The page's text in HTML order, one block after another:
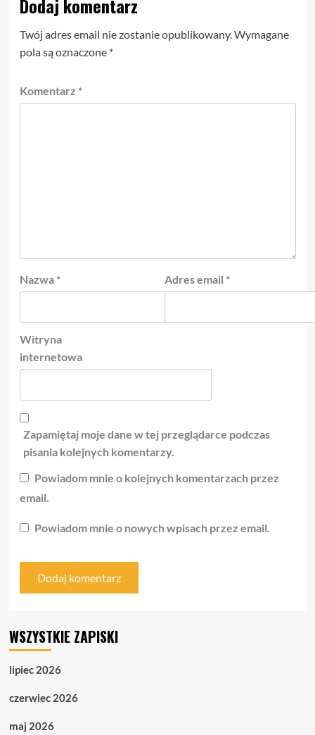
Dodaj komentarz
Twój adres email nie zostanie opublikowany. Wymagane
pola są oznaczone *
Komentarz *
Nazwa * Adres email *
Witryna
internetowa
Zapamiętaj moje dane w tej przeglądarce podczas
pisania kolejnych komentarzy.
Powiadom mnie o kolejnych komentarzach przez
email.
Powiadom mnie o nowych wpisach przez email.
WSZYSTKIE ZAPISKI
lipiec 2026
czerwiec 2026
maj 2026